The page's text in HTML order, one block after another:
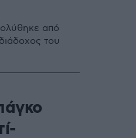
από
του